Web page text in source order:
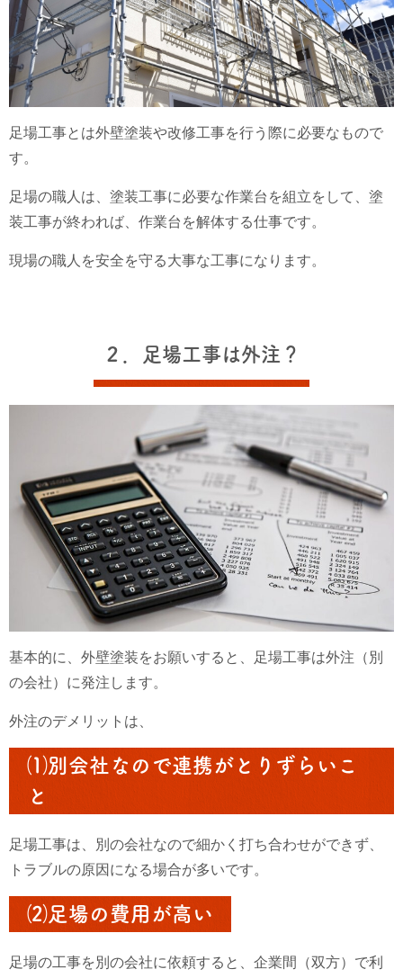
足場工事とは外壁塗装や改修工事を行う際に必要なもので
す。
足場の職人は、塗装工事に必要な作業台を組立をして、塗
装工事が終われば、作業台を解体する仕事です。
現場の職人を安全を守る大事な工事になります。
２．足場工事は外注？
基本的に、外壁塗装をお願いすると、足場工事は外注（別
の会社）に発注します。
外注のデメリットは、
⑴別会社なので連携がとりずらいこ
と
足場工事は、別の会社なので細かく打ち合わせができず、
トラブルの原因になる場合が多いです。
⑵足場の費用が高い
足場の工事を別の会社に依頼すると、企業間（双方）で利